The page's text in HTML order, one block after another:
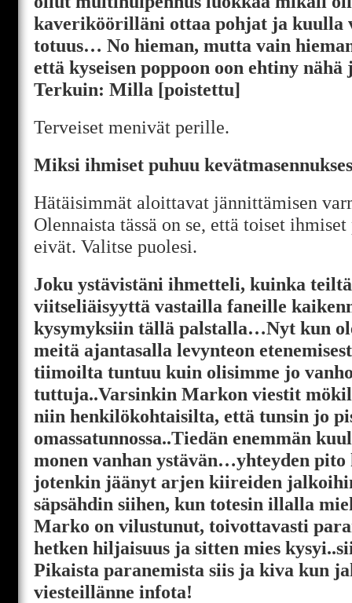
kaveriköörilläni ottaa pohjat ja kuulla
totuus… No hieman, mutta vain
että kyseisen poppoon oon ehtiny
Terkuin: Milla [poistettu]
Terveiset menivät perille.
Miksi ihmiset puhuu
Hätäisimmät aloittavat jännittämisen
Olennaista tässä on se, että toiset
eivät. Valitse puolesi.
Joku ystävistäni ihmetteli, kuinka
viitseliäisyyttä vastailla faneille
kysymyksiin tällä palstalla…Nyt kun
meitä ajantasalla levynteon
tiimoilta tuntuu kuin olisimme jo
tuttuja..Varsinkin Markon viestit
niin henkilökohtaisilta, että tunsin jo
omassatunnossa..Tiedän enemmän
monen vanhan ystävän…yhteyden pito
jotenkin jäänyt arjen kiireiden
säpsähdin siihen, kun totesin illalla
Marko on vilustunut, toivottavasti
hetken hiljaisuus ja sitten mies
Pikaista paranemista siis ja kiva kun
viesteillänne infota!